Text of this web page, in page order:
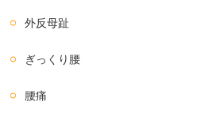
外反母趾
ぎっくり腰
腰痛